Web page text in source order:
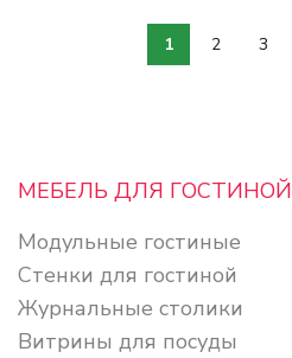
1 2 3
МЕБЕЛЬ ДЛЯ ГОСТИНОЙ
Модульные гостиные
Стенки для гостиной
Журнальные столики
Витрины для посуды